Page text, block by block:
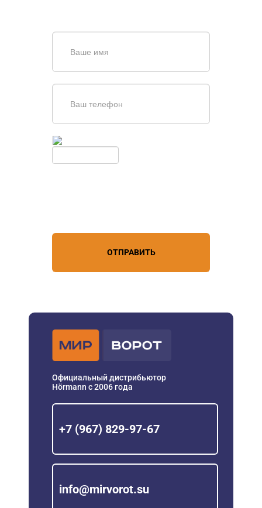
ОТПРАВИТЬ
Официальный дистрибьютор
Hörmann с 2006 года
+7 (967) 829-97-67
info@mirvorot.su